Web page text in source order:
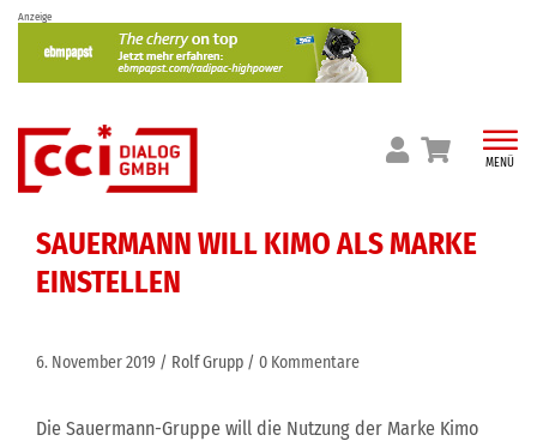
Skip
content
Anzeige
MENÜ
SAUERMANN WILL KIMO ALS MARKE
EINSTELLEN
6. November 2019 Rolf Grupp 0 Kommentare
Die Sauermann-Gruppe will die Nutzung der Marke Kimo